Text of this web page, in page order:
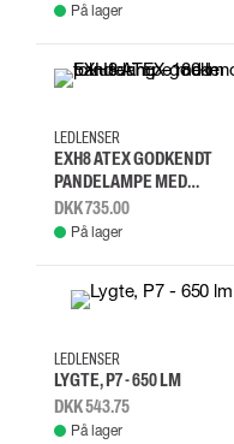
På lager
LEDLENSER
EXH8 ATEX GODKENDT
PANDELAMPE MED
FOKUSERING - 180 LM
DKK 735.00
På lager
LEDLENSER
LYGTE, P7 - 650 LM
DKK 543.75
På lager